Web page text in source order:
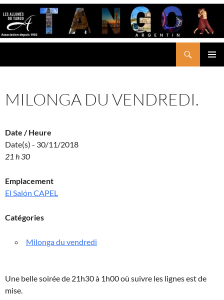
Aller
au
contenu
MILONGA DU VENDREDI.
Date / Heure
Date(s) - 30/11/2018
21 h 30
Emplacement
El Salón CAPEL
Catégories
Milonga du vendredi
Une belle soirée de 21h30 à 1h00 où suivre les lignes est de
mise.